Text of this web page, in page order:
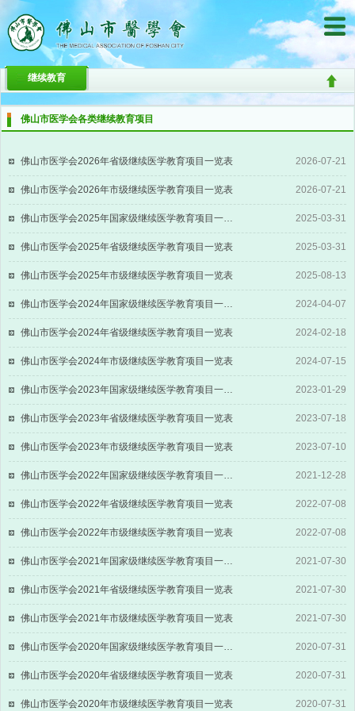
继续教育
佛山市医学会各类继续教育项目
佛山市医学会2026年省级继续医学教育项目一览表 2026-07-21
佛山市医学会2026年市级继续医学教育项目一览表 2026-07-21
2025-03-31
佛山市医学会2025年省级继续医学教育项目一览表 2025-03-31
佛山市医学会2025年市级继续医学教育项目一览表 2025-08-13
2024-04-07
佛山市医学会2024年省级继续医学教育项目一览表 2024-02-18
佛山市医学会2024年市级继续医学教育项目一览表 2024-07-15
2023-01-29
佛山市医学会2023年省级继续医学教育项目一览表 2023-07-18
佛山市医学会2023年市级继续医学教育项目一览表 2023-07-10
2021-12-28
佛山市医学会2022年省级继续医学教育项目一览表 2022-07-08
佛山市医学会2022年市级继续医学教育项目一览表 2022-07-08
2021-07-30
佛山市医学会2021年省级继续医学教育项目一览表 2021-07-30
佛山市医学会2021年市级继续医学教育项目一览表 2021-07-30
2020-07-31
佛山市医学会2020年省级继续医学教育项目一览表 2020-07-31
佛山市医学会2020年市级继续医学教育项目一览表 2020-07-31